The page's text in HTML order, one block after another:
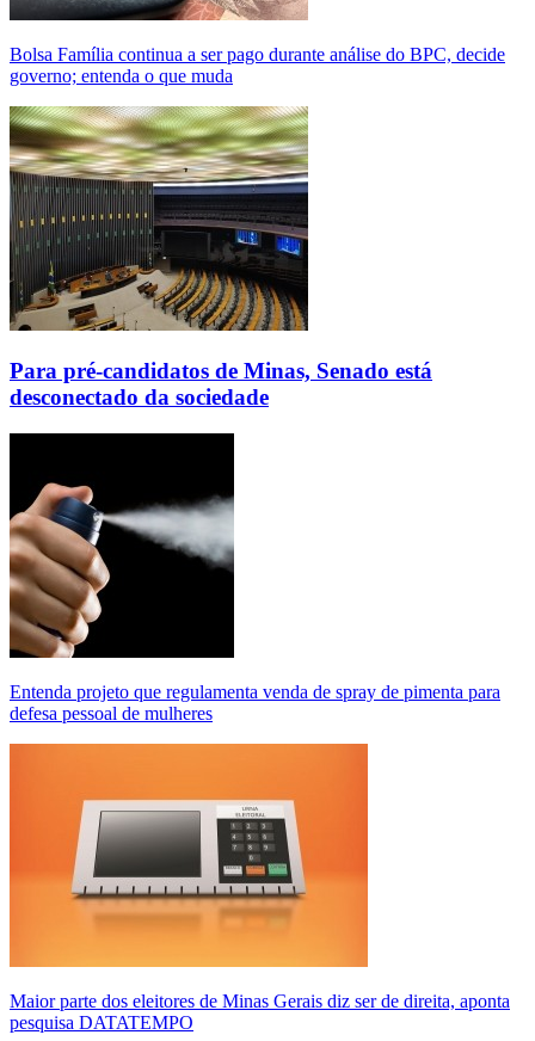
Bolsa Família continua a ser pago durante análise do BPC, decide
governo; entenda o que muda
Para pré-candidatos de Minas, Senado está
desconectado da sociedade
Entenda projeto que regulamenta venda de spray de pimenta para
defesa pessoal de mulheres
Maior parte dos eleitores de Minas Gerais diz ser de direita, aponta
pesquisa DATATEMPO